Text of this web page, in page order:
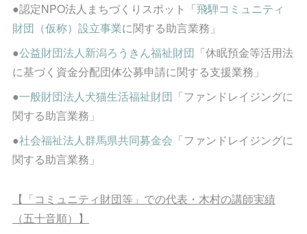
●認定NPO法人まちづくりスポット「飛騨コミュニティ
財団（仮称）設立事業に関する助言業務」
●公益財団法人新潟ろうきん福祉財団 「休眠預金等活用法
に基づく資金分配団体公募申請に関する支援業務」
●一般財団法人犬猫生活福祉財団 「ファンドレイジングに
関する助言業務」
●社会福祉法人群馬県共同募金会 「ファンドレイジングに
関する助言業務」
【「コミュニティ財団等」での代表・木村の講師実績
（五十音順）】